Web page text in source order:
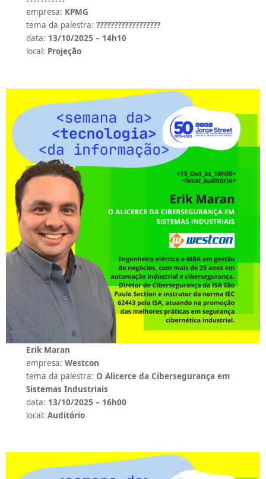
empresa: KPMG
tema da palestra:??????????????????
data: 13/10/2025 – 14h10
local: Projeção
Erik Maran
empresa:Westcon
tema da palestra:O Alicerce da Cibersegurança em
Sistemas Industriais
data: 13/10/2025 – 16h00
local:Auditório